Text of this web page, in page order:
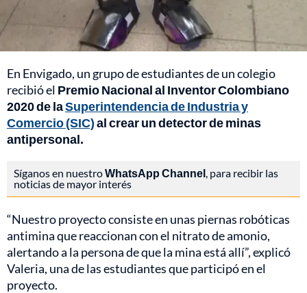
En Envigado, un grupo de estudiantes de un colegio
recibió el Premio Nacional al Inventor Colombiano
2020 de laSuperintendencia de Industria y
Comercio (SIC)al crear un detector de minas
antipersonal.
Síganos en nuestroWhatsApp Channel , para recibir las
noticias de mayor interés
“Nuestro proyecto consiste en unas piernas robóticas
antimina que reaccionan con el nitrato de amonio,
alertando a la persona de que la mina está allí”, explicó
Valeria, una de las estudiantes que participó en el
proyecto.